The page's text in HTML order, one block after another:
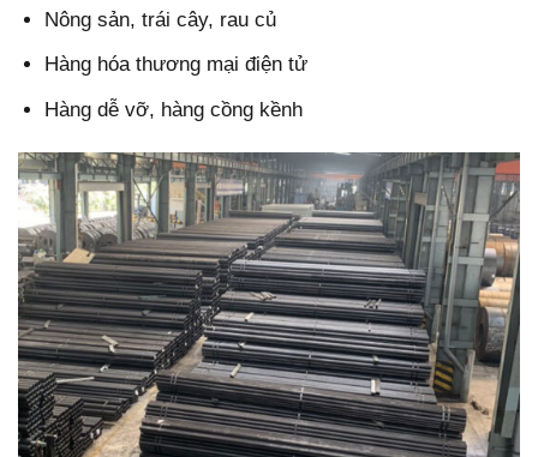
Nông sản, trái cây, rau củ
Hàng hóa thương mại điện tử
Hàng dễ vỡ, hàng cồng kềnh